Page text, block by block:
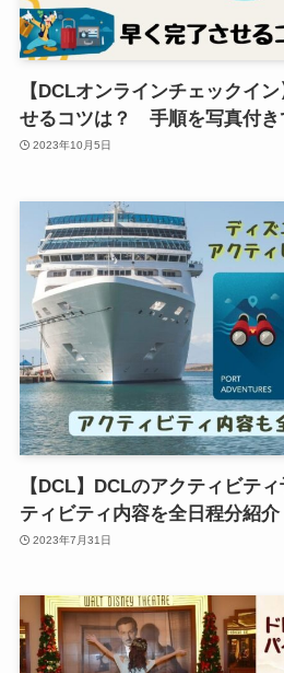
【DCLオンラインチェックイ
せるコツは？ 手順を写真付き
2023年10月5日
【DCL】DCLのアクティビテ
ティビティ内容を全日程分紹介
2023年7月31日